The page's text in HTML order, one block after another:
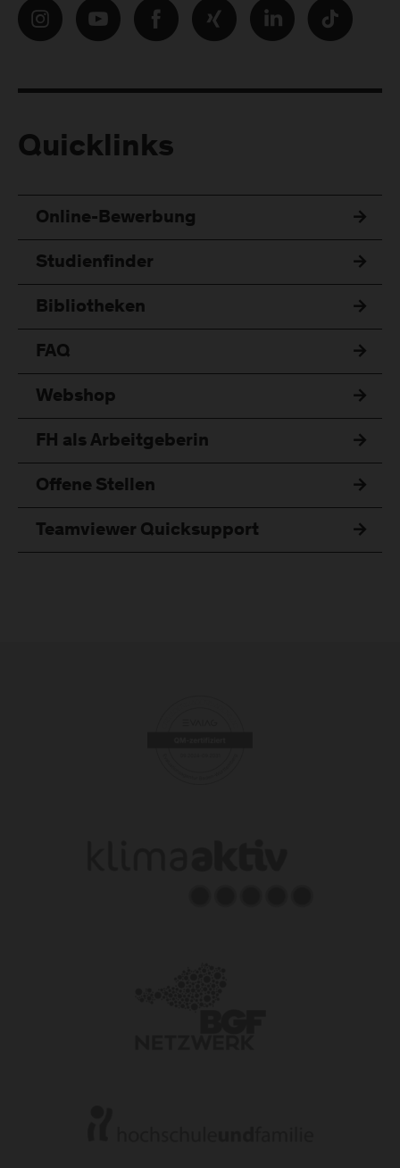
Quicklinks
Online-Bewerbung
Studienfinder
Bibliotheken
FAQ
Webshop
FH als Arbeitgeberin
Offene Stellen
Teamviewer Quicksupport